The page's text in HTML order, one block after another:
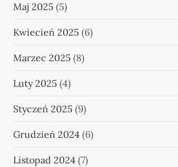
Maj 2025 (5)
Kwiecień 2025 (6)
Marzec 2025 (8)
Luty 2025 (4)
Styczeń 2025 (9)
Grudzień 2024 (6)
Listopad 2024 (7)